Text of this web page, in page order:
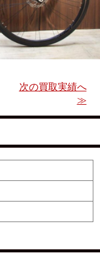
次の買取実績へ
≫